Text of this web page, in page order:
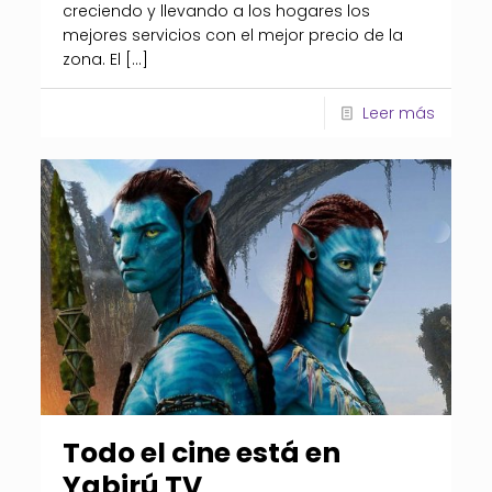
creciendo y llevando a los hogares los
mejores servicios con el mejor precio de la
zona. El […]
Leer más
Todo el cine está en